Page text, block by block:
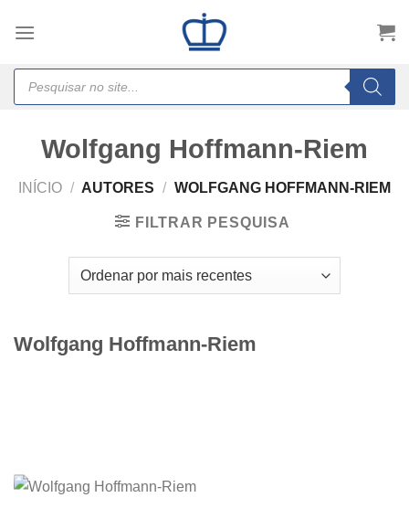
Products
search
Wolfgang Hoffmann-Riem
INÍCIO / AUTORES / WOLFGANG HOFFMANN-RIEM
FILTRAR PESQUISA
Wolfgang Hoffmann-Riem